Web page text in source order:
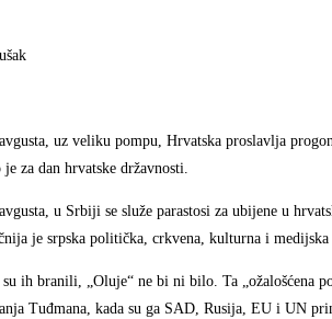
uz veliku pompu, Hrvatska proslavlja
za dan hrvatske državnosti.
u Srbiji se služe parastosi za ubijene u
je srpska politička, crkvena, kulturna i
ih branili, „Oluje“ ne bi ni bilo. Ta „ožalošćena
Tuđmana, kada su ga SAD, Rusija, EU i UN